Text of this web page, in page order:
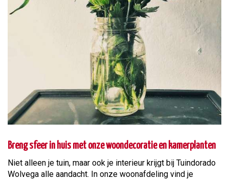
Breng sfeer in huis met onze woondecoratie en kamerplanten
Niet alleen je tuin, maar ook je interieur krijgt bij Tuindorado
Wolvega alle aandacht. In onze woonafdeling vind je